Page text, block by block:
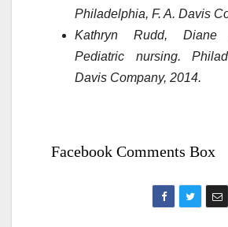
Philadelphia, F. A. Davis
Kathryn Rudd, Diane
Pediatric nursing.
Davis Company, 2014.
Facebook Comments Box